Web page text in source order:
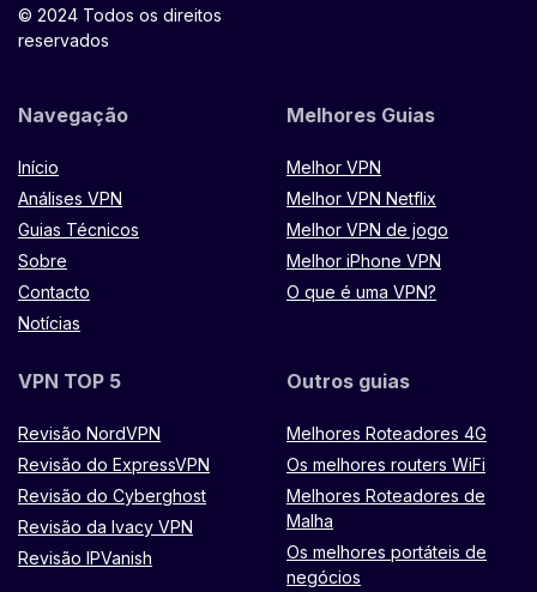
© 2024 Todos os direitos
reservados
Navegação
Início
Análises VPN
Guias Técnicos
Sobre
Contacto
Notícias
Melhores Guias
Melhor VPN
Melhor VPN Netflix
Melhor VPN de jogo
Melhor iPhone VPN
O que é uma VPN?
VPN TOP 5
Revisão NordVPN
Revisão do ExpressVPN
Revisão do Cyberghost
Revisão da Ivacy VPN
Revisão IPVanish
Outros guias
Melhores Roteadores 4G
Os melhores routers WiFi
Melhores Roteadores de
Malha
Os melhores portáteis de
negócios